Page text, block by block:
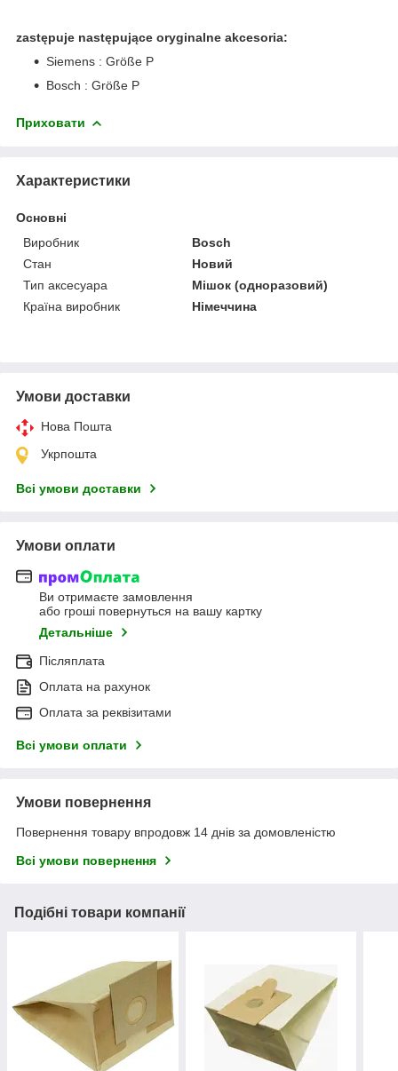
zastępuje następujące oryginalne akcesoria:
Siemens : Größe P
Bosch : Größe P
Приховати
Характеристики
Основні
Виробник
Bosch
Стан
Новий
Тип аксесуара
Мішок (одноразовий)
Країна виробник
Німеччина
Умови доставки
Нова Пошта
Укрпошта
Всі умови доставки
Умови оплати
Ви отримаєте замовлення
або гроші повернуться на вашу картку
Детальніше
Післяплата
Оплата на рахунок
Оплата за реквізитами
Всі умови оплати
Умови повернення
Повернення товару впродовж 14 днів за домовленістю
Всі умови повернення
Подібні товари компанії